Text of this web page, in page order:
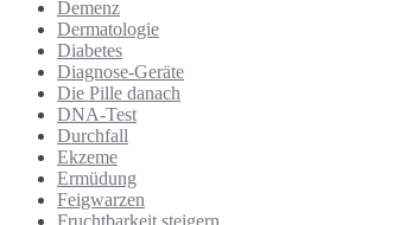
Demenz
Dermatologie
Diabetes
Diagnose-Geräte
Die Pille danach
DNA-Test
Durchfall
Ekzeme
Ermüdung
Feigwarzen
Fruchtbarkeit steigern